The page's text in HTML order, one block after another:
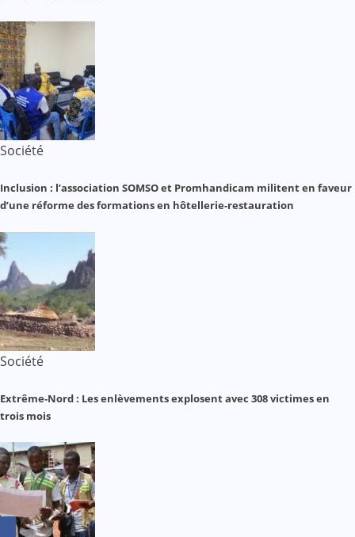
Société
Inclusion : l’association SOMSO et Promhandicam militent en faveur
d’une réforme des formations en hôtellerie-restauration
Société
Extrême-Nord : Les enlèvements explosent avec 308 victimes en
trois mois